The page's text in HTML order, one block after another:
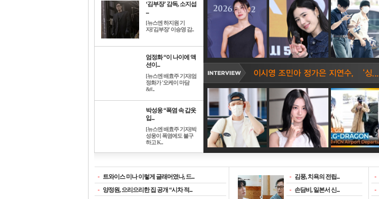
‘김부장’ 감독, 소지섭
...
[뉴스엔 하지원 기
자]'김부장' 이승영 감..
엄정화 “이 나이에 액
션이...
[뉴스엔 배효주 기자]엄
정화가 '오케이 마담
&#..
박성웅 “폭염 속 갑옷
입...
[뉴스엔 배효주 기자]박
성웅이 폭염에도 불구
하고 K..
- 트와이스 미나 이렇게 글래머였나, 드...
- 양정원, 으리으리한 집 공개 “시차 적...
- 김풍, 치욕의 전립...
- 손담비, 일본서 신...
-
-